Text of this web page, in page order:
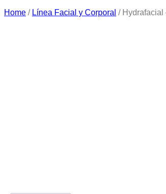
Home / Línea Facial y Corporal / Hydrafacial